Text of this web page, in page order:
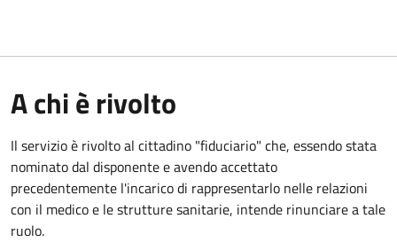
A chi è rivolto
Il servizio è rivolto al cittadino "fiduciario" che, essendo stata
nominato dal disponente e avendo accettato
precedentemente l'incarico di rappresentarlo nelle relazioni
con il medico e le strutture sanitarie, intende rinunciare a tale
ruolo.